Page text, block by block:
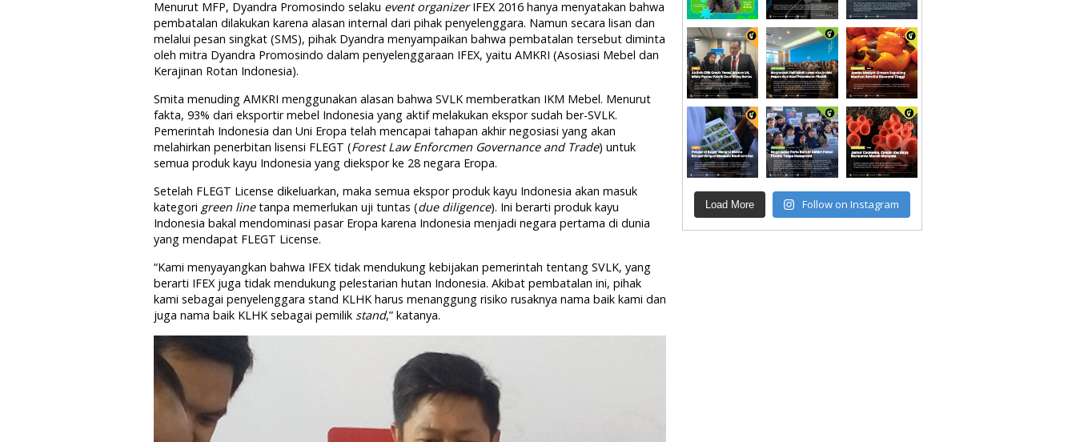
Menurut MFP, Dyandra Promosindo selaku event organizerIFEX 2016 hanya menyatakan bahwa
pembatalan dilakukan karena alasan internal dari pihak penyelenggara. Namun secara lisan dan
melalui pesan singkat (SMS), pihak Dyandra menyampaikan bahwa pembatalan tersebut diminta
oleh mitra Dyandra Promosindo dalam penyelenggaraan IFEX, yaitu AMKRI (Asosiasi Mebel dan
Kerajinan Rotan Indonesia).
Smita menuding AMKRI menggunakan alasan bahwa SVLK memberatkan IKM Mebel. Menurut
fakta, 93% dari eksportir mebel Indonesia yang aktif melakukan ekspor sudah ber-SVLK.
Pemerintah Indonesia dan Uni Eropa telah mencapai tahapan akhir negosiasi yang akan
melahirkan penerbitan lisensi FLEGT (Forest Law Enforcmen Governance and Trade) untuk
semua produk kayu Indonesia yang diekspor ke 28 negara Eropa.
Setelah FLEGT License dikeluarkan, maka semua ekspor produk kayu Indonesia akan masuk
kategori green linetanpa memerlukan uji tuntas (due diligence). Ini berarti produk kayu
Indonesia bakal mendominasi pasar Eropa karena Indonesia menjadi negara pertama di dunia
yang mendapat FLEGT License.
“Kami menyayangkan bahwa IFEX tidak mendukung kebijakan pemerintah tentang SVLK, yang
berarti IFEX juga tidak mendukung pelestarian hutan Indonesia. Akibat pembatalan ini, pihak
kami sebagai penyelenggara stand KLHK harus menanggung risiko rusaknya nama baik kami dan
juga nama baik KLHK sebagai pemilik stand,” katanya.
Load More Follow on Instagram